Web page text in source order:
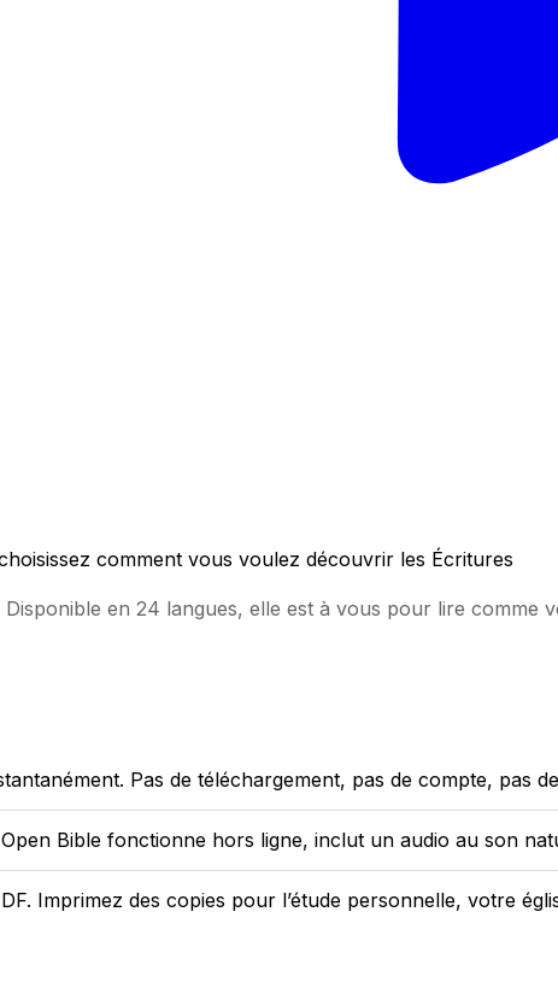
comment vous voulez découvrir les Écritures
Disponible en 24 langues, elle est à vous pour lire
Pas de téléchargement, pas de compte, pas
Bible fonctionne hors ligne, inclut un audio au son
Imprimez des copies pour l’étude personnelle, votre